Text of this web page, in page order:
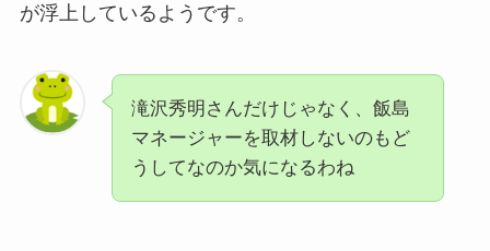
が浮上しているようです。
滝沢秀明さんだけじゃなく、飯島
マネージャーを取材しないのもど
うしてなのか気になるわね